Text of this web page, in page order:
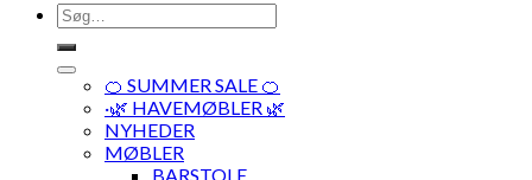
Søg
efter:
🍊 SUMMER SALE 🍊
·🌿 HAVEMØBLER 🌿
NYHEDER
MØBLER
BARSTOLE